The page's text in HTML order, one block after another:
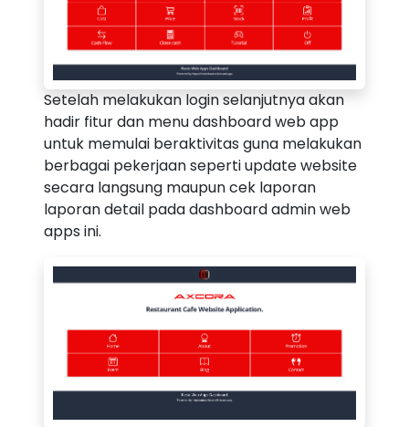
Setelah melakukan login selanjutnya akan
hadir fitur dan menu dashboard web app
untuk memulai beraktivitas guna melakukan
berbagai pekerjaan seperti update website
secara langsung maupun cek laporan
laporan detail pada dashboard admin web
apps ini.